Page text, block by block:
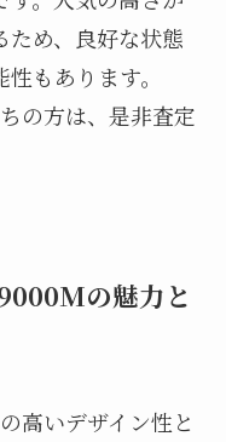
ため、良好な状態
もあります。
の方は、是非査定
の魅力と
高いデザイン性と